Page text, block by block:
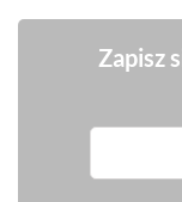
Zapisz